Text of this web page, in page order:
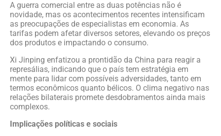
A guerra comercial entre as duas potências não é
novidade, mas os acontecimentos recentes intensificam
as preocupações de especialistas em economia. As
tarifas podem afetar diversos setores, elevando os preços
dos produtos e impactando o consumo.
Xi Jinping enfatizou a prontidão da China para reagir a
represálias, indicando que o país tem estratégia em
mente para lidar com possíveis adversidades, tanto em
termos econômicos quanto bélicos. O clima negativo nas
relações bilaterais promete desdobramentos ainda mais
complexos.
Implicações políticas e sociais